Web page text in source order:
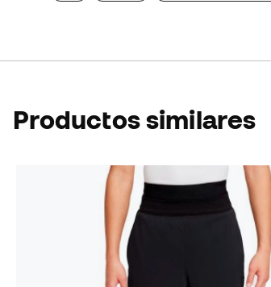
Productos similares